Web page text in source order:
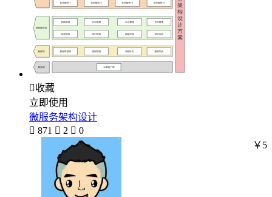
收藏
立即使用
微服务架构设计
 871  2  0
￥5